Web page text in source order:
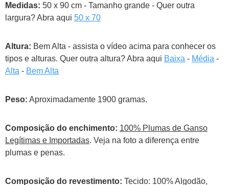
Medidas: 50 x 90 cm - Tamanho grande - Quer outra
largura? Abra aqui 50 x 70
Altura: Bem Alta - assista o vídeo acima para conhecer os
tipos e alturas. Quer outra altura? Abra aqui Baixa - Média -
Alta - Bem Alta
Peso: Aproximadamente 1900 gramas.
Composição do enchimento: 100% Plumas de Ganso
Legítimas e Importadas. Veja na foto a diferença entre
plumas e penas.
Composição do revestimento: Tecido: 100% Algodão,